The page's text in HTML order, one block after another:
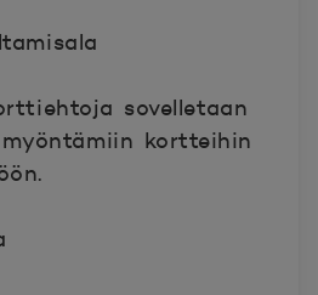
sovelletaan
kortteihin